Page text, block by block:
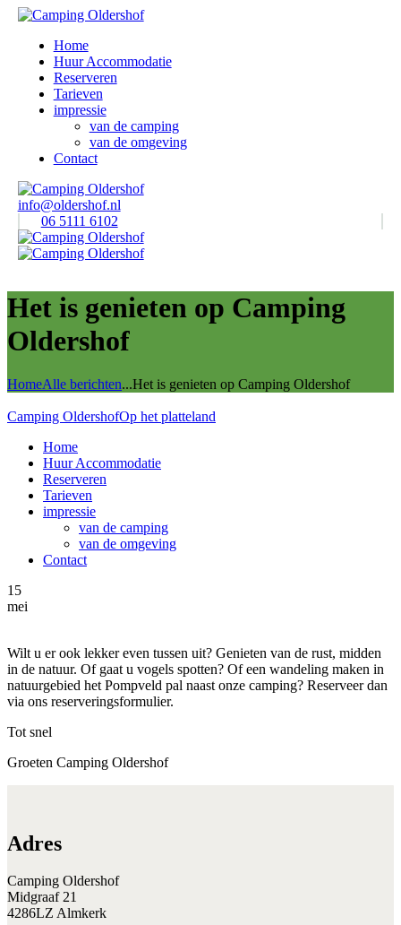
Home
Huur Accommodatie
Reserveren
Tarieven
impressie
van de camping
van de omgeving
Contact
info@oldershof.nl
06 5111 6102
Het is genieten op Camping
Oldershof
HomeAlle berichten...Het is genieten op Camping Oldershof
Camping OldershofOp het platteland
Home
Huur Accommodatie
Reserveren
Tarieven
impressie
van de camping
van de omgeving
Contact
15
mei
Wilt u er ook lekker even tussen uit? Genieten van de rust, midden
in de natuur. Of gaat u vogels spotten? Of een wandeling maken in
natuurgebied het Pompveld pal naast onze camping? Reserveer dan
via ons reserveringsformulier.
Tot snel
Groeten Camping Oldershof
Adres
Camping Oldershof
Midgraaf 21
4286LZ Almkerk